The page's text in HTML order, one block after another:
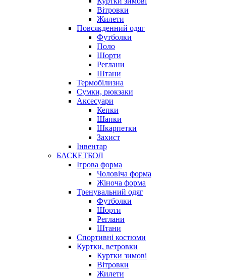
Вітровки
Жилети
Повсякденний одяг
Футболки
Поло
Шорти
Реглани
Штани
Термобілизна
Сумки, рюкзаки
Аксесуари
Кепки
Шапки
Шкарпетки
Захист
Інвентар
БАСКЕТБОЛ
Ігрова форма
Чоловіча форма
Жіноча форма
Тренувальний одяг
Футболки
Шорти
Реглани
Штани
Спортивні костюми
Куртки, ветровки
Куртки зимові
Вітровки
Жилети